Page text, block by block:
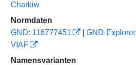
Charkiw
Normdaten
GND: 116777451
GND-Explorer
VIAF
Namensvarianten